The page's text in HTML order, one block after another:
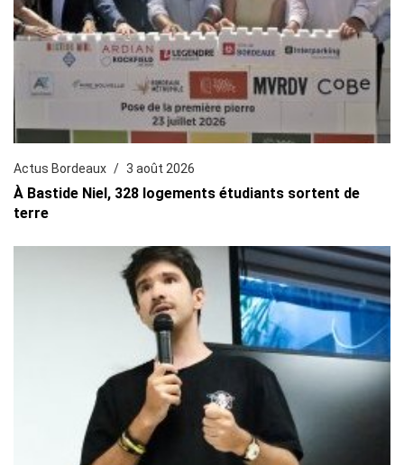
Actus Bordeaux 3 août 2026
À Bastide Niel, 328 logements étudiants sortent de
terre